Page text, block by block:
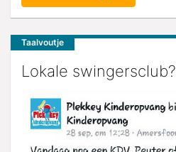
Taalvoutje
Lokale swingersclub?